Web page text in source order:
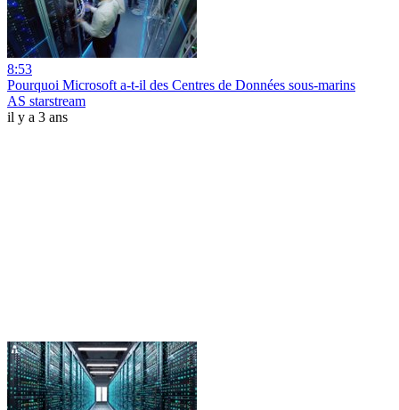
8:53
Pourquoi Microsoft a-t-il des Centres de Données sous-marins
AS starstream
il y a 3 ans